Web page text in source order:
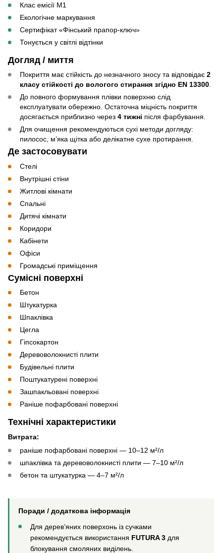
Клас емісії M1
Екологічне маркування
Сертифікат «Фінський прапор-ключ»
Тонується у світлі відтінки
Догляд / миття
Покриття має стійкість до незначного зносу та відповідає 2
класу стійкості до вологого стирання згідно EN 13300
До повного формування плівки поверхню слід
експлуатувати обережно. Остаточна міцність покриття
досягається приблизно через 4 тижні після фарбування.
Для очищення рекомендуються сухі методи догляду:
пилосос, м’яка щітка або делікатне сухе протирання.
Де застосовувати
Стелі
Внутрішні стіни
Житлові кімнати
Спальні
Дитячі кімнати
Коридори
Кабінети
Офіси
Громадські приміщення
Сумісні поверхні
Бетон
Штукатурка
Шпаклівка
Цегла
Гіпсокартон
Деревоволокнисті плити
Будівельні плити
Поштукатурені поверхні
Зашпакльовані поверхні
Раніше пофарбовані поверхні
Технічні характеристики
Витрата:
раніше пофарбовані поверхні — 10–12 м²/л
шпаклівка та деревоволокнисті плити — 7–10 м²/л
бетон та штукатурка — 4–7 м²/л
Поради / додаткова інформація
Для дерев’яних поверхонь із сучками
рекомендується використання FUTURA 3 для
блокування смоляних виділень.